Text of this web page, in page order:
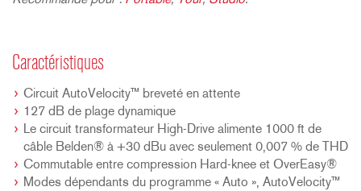
Caractéristiques
Circuit AutoVelocity™ breveté en attente
127 dB de plage dynamique
Le circuit transformateur High-Drive alimente 1000 ft de
câble Belden® à +30 dBu avec seulement 0,007 % de THD
Commutable entre compression Hard-knee et OverEasy®
Modes dépendants du programme « Auto », AutoVelocity™